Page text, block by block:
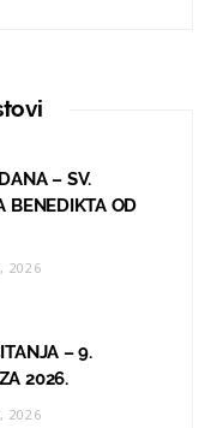
T
b
e
– SV.
BENEDIKTA OD
2026
– 9.
2026.
2026